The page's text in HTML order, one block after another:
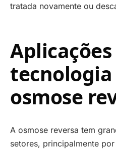
tratada novamente ou
Aplicações
tecnologia
osmose
A osmose reversa tem
setores, principalmente